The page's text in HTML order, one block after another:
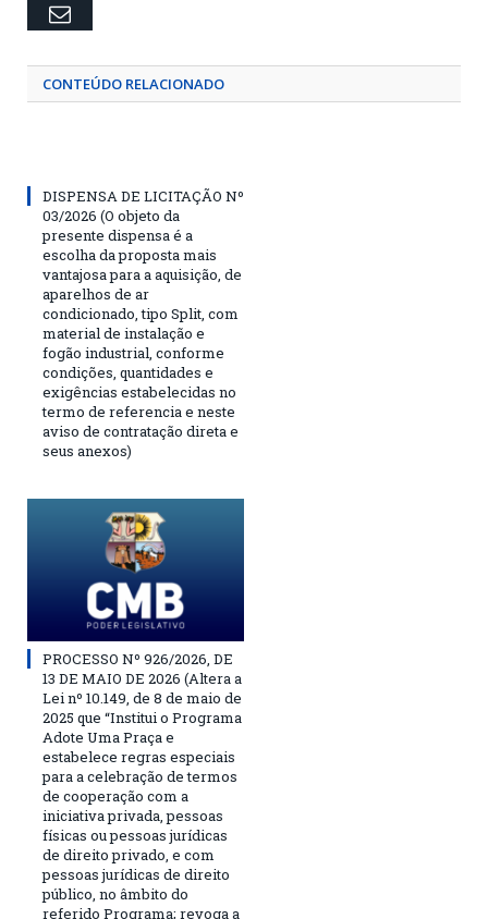
Email
CONTEÚDO RELACIONADO
DISPENSA DE LICITAÇÃO Nº
03/2026 (O objeto da
presente dispensa é a
escolha da proposta mais
vantajosa para a aquisição, de
aparelhos de ar
condicionado, tipo Split, com
material de instalação e
fogão industrial, conforme
condições, quantidades e
exigências estabelecidas no
termo de referencia e neste
aviso de contratação direta e
seus anexos)
PROCESSO Nº 926/2026, DE
13 DE MAIO DE 2026 (Altera a
Lei nº 10.149, de 8 de maio de
2025 que “Institui o Programa
Adote Uma Praça e
estabelece regras especiais
para a celebração de termos
de cooperação com a
iniciativa privada, pessoas
físicas ou pessoas jurídicas
de direito privado, e com
pessoas jurídicas de direito
público, no âmbito do
referido Programa; revoga a